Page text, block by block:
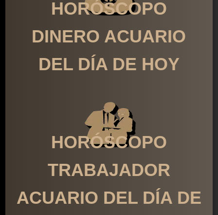
HORÓSCOPO
DINERO ACUARIO
DEL DÍA DE HOY
HORÓSCOPO
TRABAJADOR
ACUARIO DEL DÍA DE